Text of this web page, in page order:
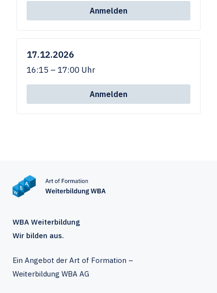
Anmelden
17.12.2026
16:15 – 17:00 Uhr
Anmelden
WBA Weiterbildung
Wir bilden aus.
Ein Angebot der Art of Formation –
Weiterbildung WBA AG